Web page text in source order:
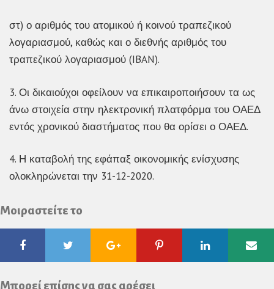
στ) ο αριθμός του ατομικού ή κοινού τραπεζικού
λογαριασμού, καθώς και ο διεθνής αριθμός του
τραπεζικού λογαριασμού (IBAN).
3. Οι δικαιούχοι οφείλουν να επικαιροποιήσουν τα ως
άνω στοιχεία στην ηλεκτρονική πλατφόρμα του ΟΑΕΔ
εντός χρονικού διαστήματος που θα ορίσει ο ΟΑΕΔ.
4. Η καταβολή της εφάπαξ οικονομικής ενίσχυσης
ολοκληρώνεται την 31-12-2020.
Μοιραστείτε το
FacebookTwitter Google
Plus
Pinterest Linkedin
Μπορεί επίσης να σας αρέσει